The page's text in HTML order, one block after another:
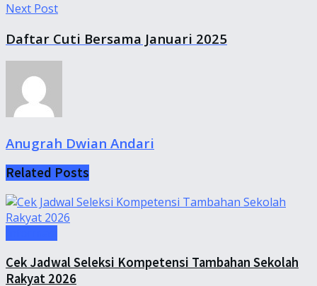
Next Post
Daftar Cuti Bersama Januari 2025
Anugrah Dwian Andari
Related Posts
Cek Jadwal Seleksi Kompetensi Tambahan Sekolah
Rakyat 2026